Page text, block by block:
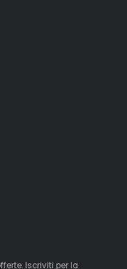
Iscriviti per la